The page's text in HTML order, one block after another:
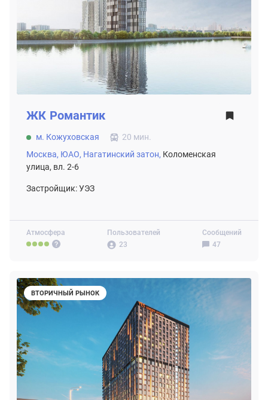
Атмосфера
Пользователей
23
Сообщений
47
ЖК Романтик
м. Кожуховская
20 мин.
Москва, ЮАО, Нагатинский затон, Коломенская
улица, вл. 2-6
Застройщик: УЭЗ
ВТОРИЧНЫЙ РЫНОК